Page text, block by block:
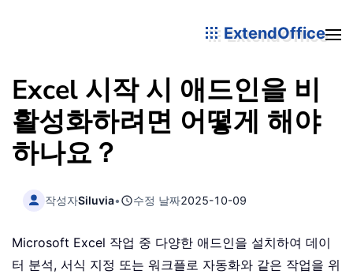
ExtendOffice
Excel 시작 시 애드인을 비
활성화하려면 어떻게 해야
하나요？
작성자Siluvia• 수정 날짜2025-10-09
Microsoft Excel 작업 중 다양한 애드인을 설치하여 데이
터 분석, 서식 지정 또는 워크플로 자동화와 같은 작업을 위